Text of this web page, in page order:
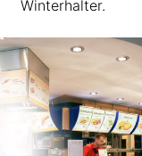
Winterhalter.